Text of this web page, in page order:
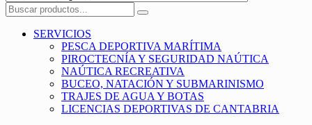
SERVICIOS
PESCA DEPORTIVA MARÍTIMA
PIROCTECNÍA Y SEGURIDAD NAÚTICA
NAÚTICA RECREATIVA
BUCEO, NATACIÓN Y SUBMARINISMO
TRAJES DE AGUA Y BOTAS
LICENCIAS DEPORTIVAS DE CANTABRIA